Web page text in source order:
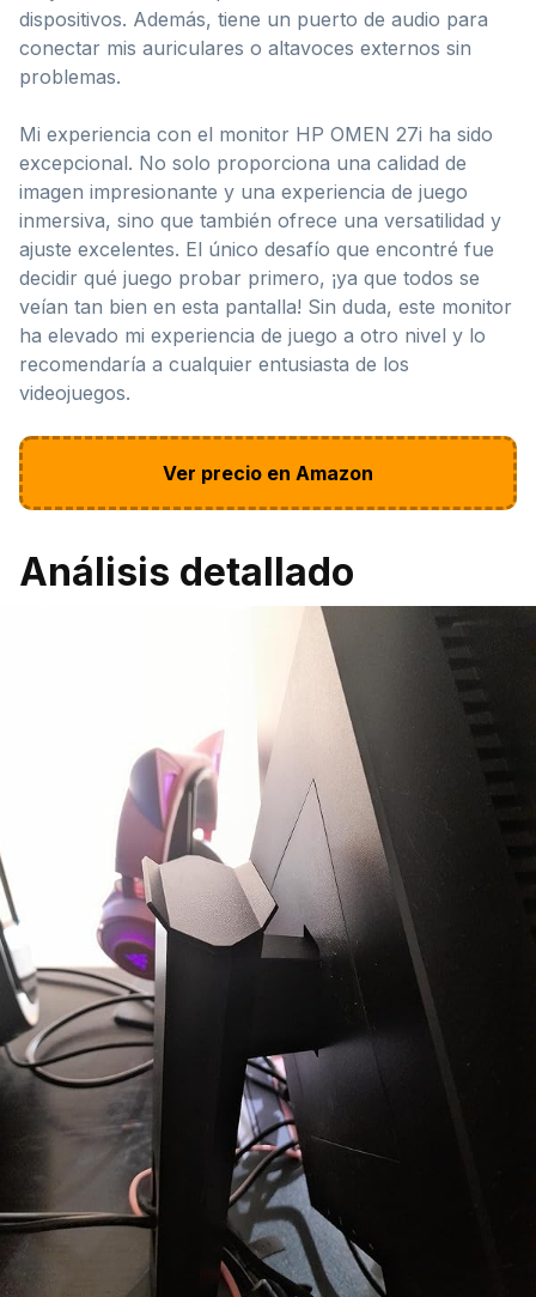
dispositivos. Además, tiene un puerto de audio para
conectar mis auriculares o altavoces externos sin
problemas.
Mi experiencia con el monitor HP OMEN 27i ha sido
excepcional. No solo proporciona una calidad de
imagen impresionante y una experiencia de juego
inmersiva, sino que también ofrece una versatilidad y
ajuste excelentes. El único desafío que encontré fue
decidir qué juego probar primero, ¡ya que todos se
veían tan bien en esta pantalla! Sin duda, este monitor
ha elevado mi experiencia de juego a otro nivel y lo
recomendaría a cualquier entusiasta de los
videojuegos.
Ver precio en Amazon
Análisis detallado